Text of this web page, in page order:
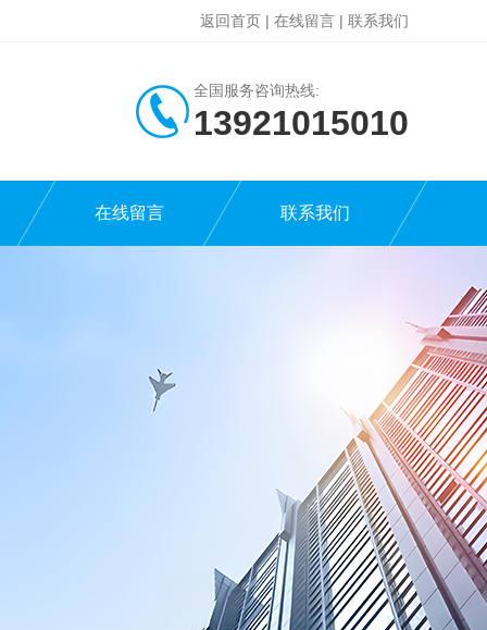
返回首页 | 在线留言 | 联系我们
全国服务咨询热线:
13921015010
在线留言 联系我们